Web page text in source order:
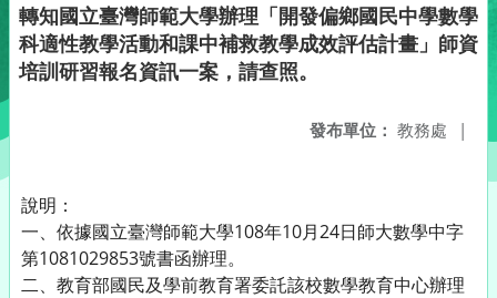
轉知國立臺灣師範大學辦理「開發偏鄉國民中學數學
科適性教學活動和課中補救教學成效評估計畫」師資
培訓研習報名資訊一案，請查照。
發布單位： 教務處 |
說明：
一、依據國立臺灣師範大學108年10月24日師大數學中字
第1081029853號書函辦理。
二、教育部國民及學前教育署委託該校數學教育中心辦理